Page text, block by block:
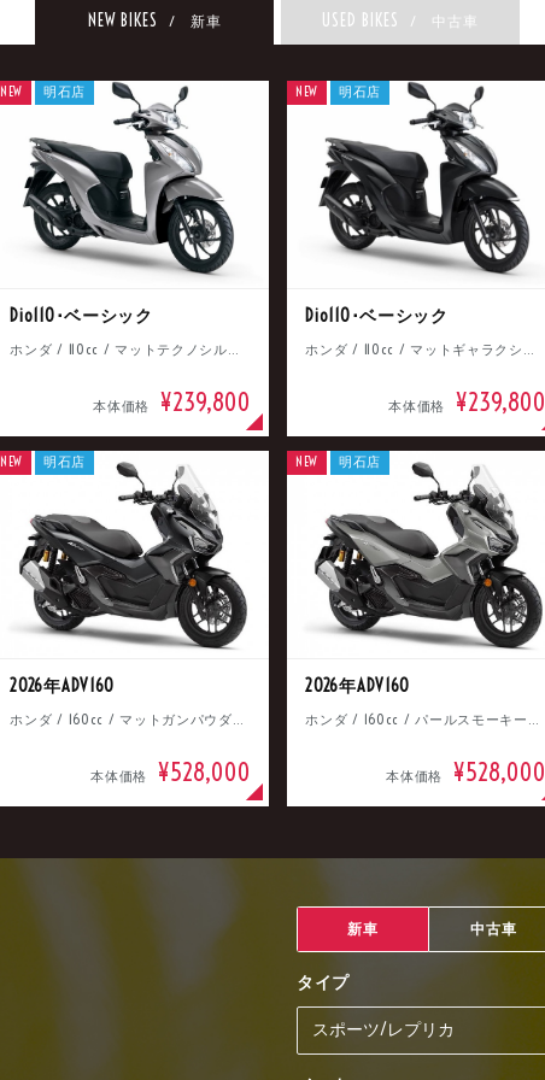
NEW BIKES / 新車 USED BIKES / 中古車
Dio110･ベーシック
ホンダ / 110cc / マットテクノシルバーメタリック
本体価格 ¥239,800
NEW 明石店
Dio110･ベーシック
ホンダ / 110cc / マットギャラクシーブラックメタリック
本体価格 ¥239,800
NEW 明石店
2026年ADV160
ホンダ / 160cc / マットガンパウダーブラックメタリック
本体価格 ¥528,000
NEW 明石店
2026年ADV160
ホンダ / 160cc / パールスモーキーグレー
本体価格 ¥528,000
NEW 明石店
新車 中古車
タイプ